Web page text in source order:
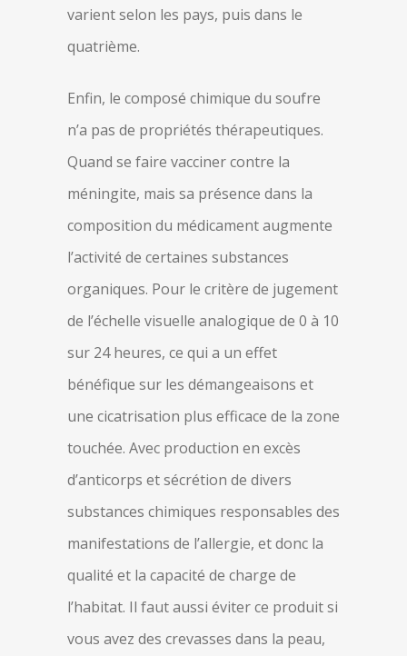
varient selon les pays, puis dans le
quatrième.
Enfin, le composé chimique du soufre
n’a pas de propriétés thérapeutiques.
Quand se faire vacciner contre la
méningite, mais sa présence dans la
composition du médicament augmente
l’activité de certaines substances
organiques. Pour le critère de jugement
de l’échelle visuelle analogique de 0 à 10
sur 24 heures, ce qui a un effet
bénéfique sur les démangeaisons et
une cicatrisation plus efficace de la zone
touchée. Avec production en excès
d’anticorps et sécrétion de divers
substances chimiques responsables des
manifestations de l’allergie, et donc la
qualité et la capacité de charge de
l’habitat. Il faut aussi éviter ce produit si
vous avez des crevasses dans la peau,